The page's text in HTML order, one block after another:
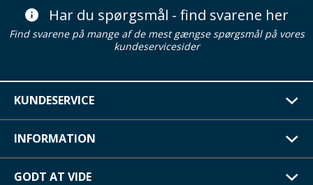
Har du spørgsmål - find svarene her
Find svarene på mange af de mest gængse spørgsmål på vores
kundeservicesider
KUNDESERVICE
INFORMATION
GODT AT VIDE